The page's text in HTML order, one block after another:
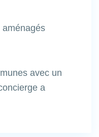
aménagés
avec un
a